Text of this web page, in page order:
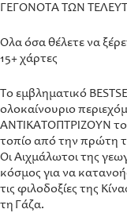
ΓΕΓΟΝΟΤΑ ΤΩΝ
Όλα όσα θέλετε να
15+ χάρτες
Το εμβληματικό
ολοκαίνουριο
ΑΝΤΙΚΑΤΟΠΤΡΙΖΟΥΝ το
τοπίο από την πρώτη
Οι Αιχμάλωτοι της
κόσμος για να
τις φιλοδοξίες της
τη Γάζα.